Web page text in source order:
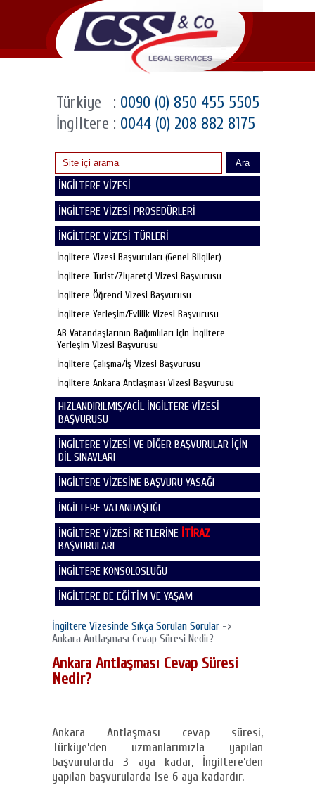
Türkiye : 0090 (0) 850 455 5505
İngiltere : 0044 (0) 208 882 8175
Ara
İNGİLTERE VİZESİ
İNGİLTERE VİZESİ PROSEDÜRLERİ
İNGİLTERE VİZESİ TÜRLERİ
İngiltere Vizesi Başvuruları (Genel Bilgiler)
İngiltere Turist/Ziyaretçi Vizesi Başvurusu
İngiltere Öğrenci Vizesi Başvurusu
İngiltere Yerleşim/Evlilik Vizesi Başvurusu
AB Vatandaşlarının Bağımlıları için İngiltere
Yerleşim Vizesi Başvurusu
İngiltere Çalışma/İş Vizesi Başvurusu
İngiltere Ankara Antlaşması Vizesi Başvurusu
HIZLANDIRILMIŞ/ACİL İNGİLTERE VİZESİ
BAŞVURUSU
İNGİLTERE VİZESİ VE DİĞER BAŞVURULAR İÇİN
DİL SINAVLARI
İNGİLTERE VİZESİNE BAŞVURU YASAĞI
İNGİLTERE VATANDAŞLIĞI
İNGİLTERE VİZESİ RETLERİNE İTİRAZ
BAŞVURULARI
İNGİLTERE KONSOLOSLUĞU
İNGİLTERE DE EĞİTİM VE YAŞAM
İngiltere Vizesinde Sıkça Sorulan Sorular ->
Ankara Antlaşması Cevap Süresi Nedir?
Ankara Antlaşması Cevap Süresi
Nedir?
Ankara Antlaşması cevap süresi,
Türkiye’den uzmanlarımızla yapılan
başvurularda 3 aya kadar, İngiltere’den
yapılan başvurularda ise 6 aya kadardır.